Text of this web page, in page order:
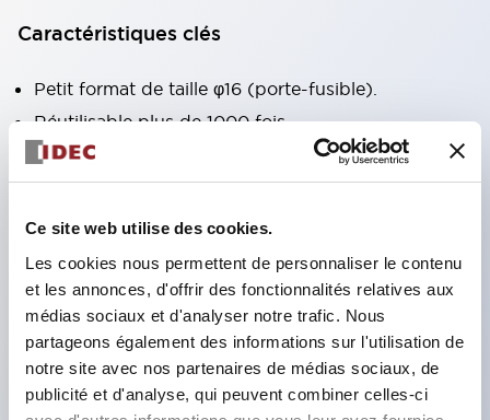
Ce site web utilise des cookies.
Les cookies nous permettent de personnaliser le contenu
et les annonces, d'offrir des fonctionnalités relatives aux
médias sociaux et d'analyser notre trafic. Nous
partageons également des informations sur l'utilisation de
notre site avec nos partenaires de médias sociaux, de
publicité et d'analyse, qui peuvent combiner celles-ci
Caractéristiques clés
Petit format de taille φ16 (porte-fusible).
Réutilisable plus de 1000 fois.
Système de montage par encliquetage.
Indication de déclenchement visible d’un coup
d’œil.
Large gamme de courants nominaux.
Équipé de contacts auxiliaires permettant une
configuration facile des circuits d’alarme et de
commande.
Le câblage peut être réalisé par soudure ou